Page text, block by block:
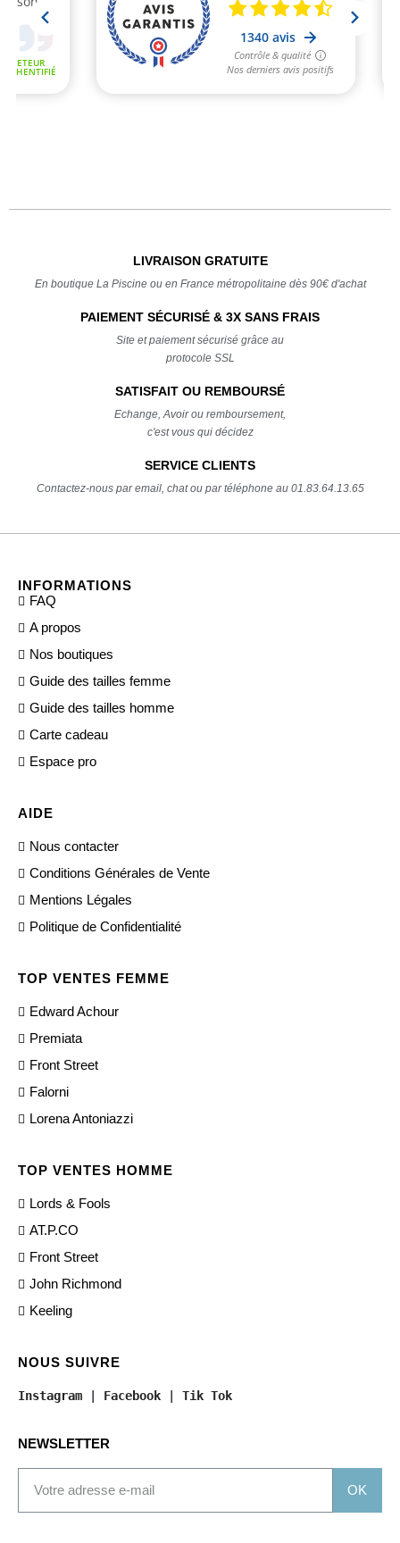
LIVRAISON GRATUITE
En boutique La Piscine ou en France métropolitaine dès 90€ d'achat
PAIEMENT SÉCURISÉ & 3X SANS FRAIS
Site et paiement sécurisé grâce au
protocole SSL
SATISFAIT OU REMBOURSÉ
Echange, Avoir ou remboursement,
c'est vous qui décidez
SERVICE CLIENTS
Contactez-nous par email, chat ou par téléphone au 01.83.64.13.65
INFORMATIONS
FAQ
A propos
Nos boutiques
Guide des tailles femme
Guide des tailles homme
Carte cadeau
Espace pro
AIDE
Nous contacter
Conditions Générales de Vente
Mentions Légales
Politique de Confidentialité
TOP VENTES FEMME
Edward Achour
Premiata
Front Street
Falorni
Lorena Antoniazzi
TOP VENTES HOMME
Lords & Fools
AT.P.CO
Front Street
John Richmond
Keeling
NOUS SUIVRE
Instagram | Facebook | Tik Tok
NEWSLETTER
OK